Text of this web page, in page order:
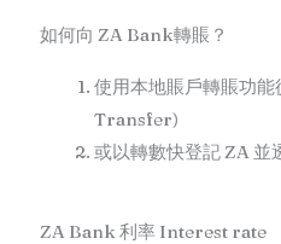
如何向 ZA Bank轉賬？
使用本地賬戶轉賬功
Transfer)
或以轉數快登記 ZA 並
ZA Bank 利率 Interest rate